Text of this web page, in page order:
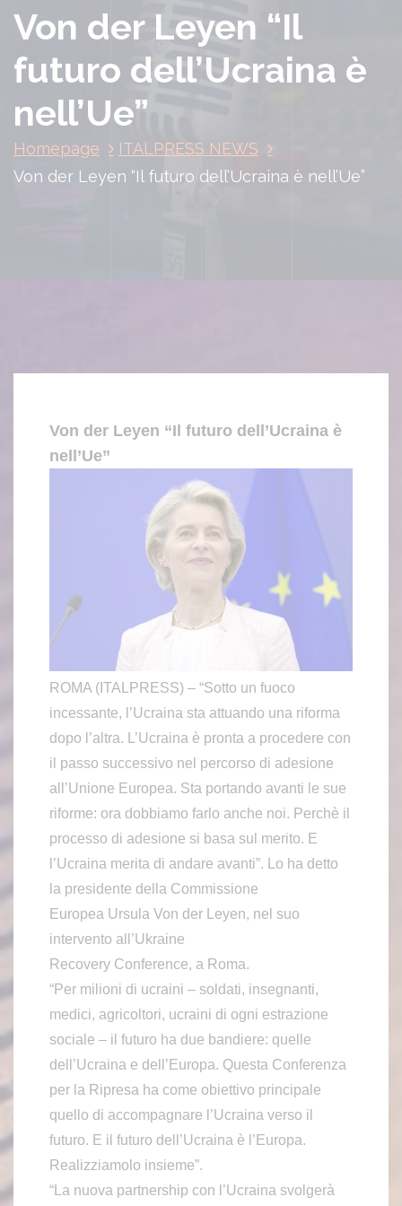
Von der Leyen “Il
futuro dell’Ucraina è
nell’Ue”
Homepage
ITALPRESS NEWS
Von der Leyen “Il futuro dell’Ucraina è nell’Ue”
Von der Leyen “Il futuro dell’Ucraina è
nell’Ue”
ROMA (ITALPRESS) – “Sotto un fuoco
incessante, l’Ucraina sta attuando una riforma
dopo l’altra. L’Ucraina è pronta a procedere con
il passo successivo nel percorso di adesione
all’Unione Europea. Sta portando avanti le sue
riforme: ora dobbiamo farlo anche noi. Perchè il
processo di adesione si basa sul merito. E
l’Ucraina merita di andare avanti”. Lo ha detto
la presidente della Commissione
Europea Ursula Von der Leyen, nel suo
intervento all’Ukraine
Recovery Conference, a Roma.
“Per milioni di ucraini – soldati, insegnanti,
medici, agricoltori, ucraini di ogni estrazione
sociale – il futuro ha due bandiere: quelle
dell’Ucraina e dell’Europa. Questa Conferenza
per la Ripresa ha come obiettivo principale
quello di accompagnare l’Ucraina verso il
futuro. E il futuro dell’Ucraina è l’Europa.
Realizziamolo insieme”.
“La nuova partnership con l’Ucraina svolgerà